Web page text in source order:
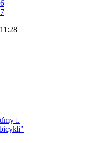
I.